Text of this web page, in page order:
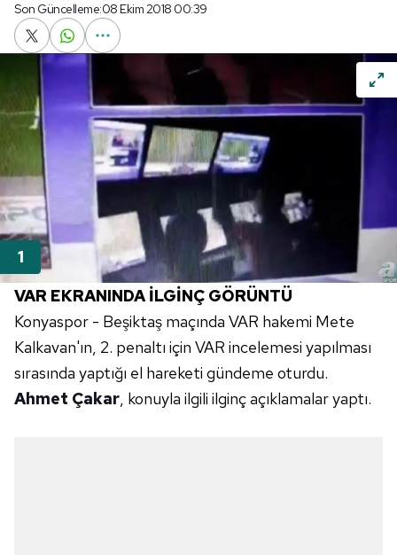
Son Güncelleme:08 Ekim 2018 00:39
VAR EKRANINDA İLGİNÇ GÖRÜNTÜ
Konyaspor - Beşiktaş maçında VAR hakemi Mete
Kalkavan'ın, 2. penaltı için VAR incelemesi yapılması
sırasında yaptığı el hareketi gündeme oturdu.
Ahmet Çakar, konuyla ilgili ilginç açıklamalar yaptı.